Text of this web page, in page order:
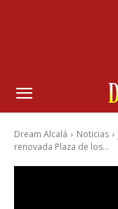
Dream Alcalá Noticias
renovada Plaza de los...